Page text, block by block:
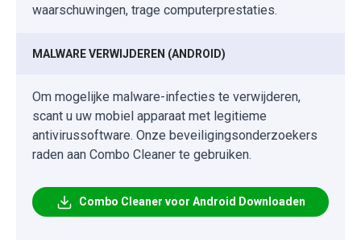
waarschuwingen, trage computerprestaties.
MALWARE VERWIJDEREN (ANDROID)
Om mogelijke malware-infecties te verwijderen,
scant u uw mobiel apparaat met legitieme
antivirussoftware. Onze beveiligingsonderzoekers
raden aan Combo Cleaner te gebruiken.
Combo Cleaner voor Android Downloaden